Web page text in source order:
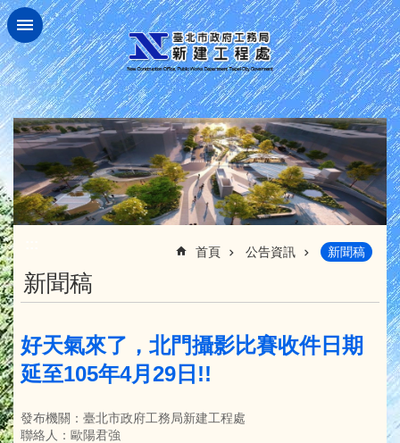
跳到主要內容區塊
首頁 公告資訊 新聞稿
新聞稿
好天氣來了，北門攝影比賽收件日期
延至105年4月29日!!
發布機關：臺北市政府工務局新建工程處
聯絡人：歐陽君強